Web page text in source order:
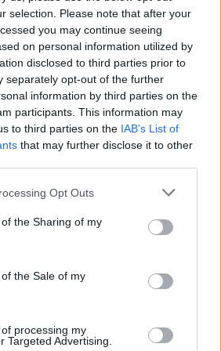
selection. Please note that after your
you may continue seeing
on personal information utilized by
disclosed to third parties prior to
separately opt-out of the further
information by third parties on the
participants. This information may
to third parties on the IAB’s List of
that may further disclose it to other
Opt Outs
the Sharing of my
the Sale of my
processing my
Targeted Advertising.
här
konto nedan: